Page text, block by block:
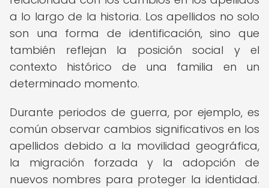
a lo largo de la historia. Los apellidos no solo
son una forma de identificación, sino que
también reflejan la posición social y el
contexto histórico de una familia en un
determinado momento.
Durante periodos de guerra, por ejemplo, es
común observar cambios significativos en los
apellidos debido a la movilidad geográfica,
la migración forzada y la adopción de
nuevos nombres para proteger la identidad.